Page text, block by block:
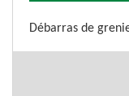
Débarras de